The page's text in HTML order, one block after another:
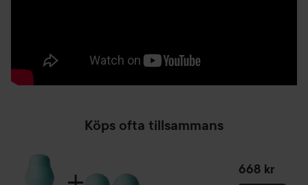
skadad hud. Koppa inte direkt över Botox eller fillers.
Tvättas av med ljummet vatten och tvål eller diskmedel.
högt upphöjda födelsemärken, över nya ärr, herpes eller
hudvårdsterapeut om du lider av en hudsjukdom eller för
närvarande använder blodförtunnande medel. Tillfällig
Köps ofta tillsammans
668 kr